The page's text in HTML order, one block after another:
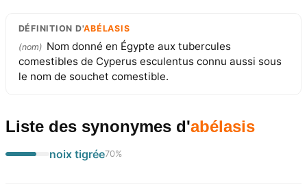
DÉFINITION D'ABÉLASIS
(nom) Nom donné en Égypte aux tubercules
comestibles de Cyperus esculentus connu aussi sous
le nom de souchet comestible.
Liste des synonymes d'abélasis
noix tigrée70%